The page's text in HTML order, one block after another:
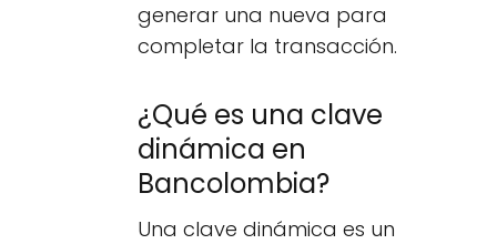
generar una nueva para
completar la transacción.
¿Qué es una clave
dinámica en
Bancolombia?
Una clave dinámica es un